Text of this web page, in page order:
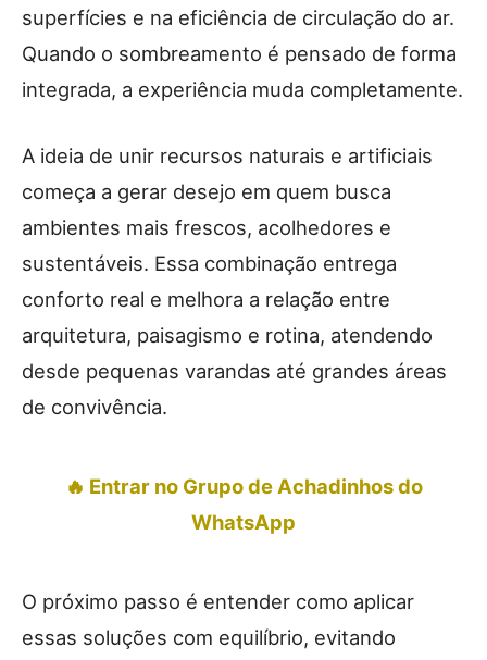
superfícies e na eficiência de circulação do ar.
Quando o sombreamento é pensado de forma
integrada, a experiência muda completamente.
A ideia de unir recursos naturais e artificiais
começa a gerar desejo em quem busca
ambientes mais frescos, acolhedores e
sustentáveis. Essa combinação entrega
conforto real e melhora a relação entre
arquitetura, paisagismo e rotina, atendendo
desde pequenas varandas até grandes áreas
de convivência.
🔥 Entrar no Grupo de Achadinhos do
WhatsApp
O próximo passo é entender como aplicar
essas soluções com equilíbrio, evitando